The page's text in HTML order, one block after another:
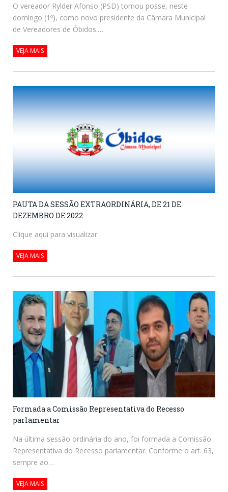
O vereador Rylder Afonso (PSD) tomou posse, neste
domingo (1º), como novo presidente da Câmara Municipal
de Vereadores de Óbidos.…
VEJA MAIS
PAUTA DA SESSÃO EXTRAORDINÁRIA, DE 21 DE
DEZEMBRO DE 2022
Clique aqui para visualizar
VEJA MAIS
Formada a Comissão Representativa do Recesso
parlamentar
Na última sessão ordinária do ano, foi formada a Comissão
Representativa do Recesso parlamentar. Conforme o art. 63,
sempre ao…
VEJA MAIS